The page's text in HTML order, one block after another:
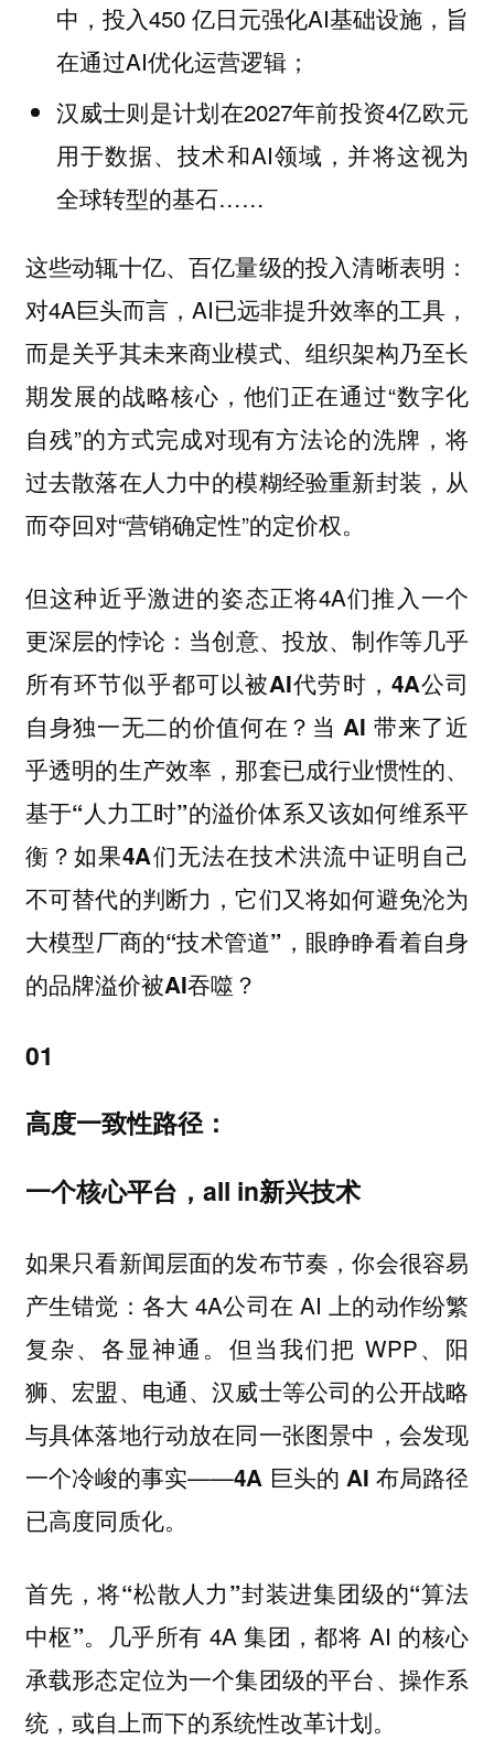
中，投入450 亿日元强化AI基础设施，旨
在通过AI优化运营逻辑；
汉威士则是计划在2027年前投资4亿欧元
用于数据、技术和AI领域，并将这视为
全球转型的基石……
这些动辄十亿、百亿量级的投入清晰表明：
对4A巨头而言，AI已远非提升效率的工具，
而是关乎其未来商业模式、组织架构乃至长
期发展的战略核心，他们正在通过“数字化
自残”的方式完成对现有方法论的洗牌，将
过去散落在人力中的模糊经验重新封装，从
而夺回对“营销确定性”的定价权。
但这种近乎激进的姿态正将4A们推入一个
更深层的悖论： 当创意、投放、制作等几乎
所有环节似乎都可以被AI代劳时，4A公司
自身独一无二的价值何在？当 AI 带来了近
乎透明的生产效率，那套已成行业惯性的、
基于“人力工时”的溢价体系又该如何维系平
衡？如果4A们无法在技术洪流中证明自己
不可替代的判断力，它们又将如何避免沦为
大模型厂商的“技术管道”，眼睁睁看着自身
的品牌溢价被AI吞噬？
01
高度一致性路径：
一个核心平台，all in新兴技术
如果只看新闻层面的发布节奏，你会很容易
产生错觉：各大 4A公司在 AI 上的动作纷繁
复杂、各显神通。但当我们把 WPP、阳
狮、宏盟、电通、汉威士等公司的公开战略
与具体落地行动放在同一张图景中，会发现
一个冷峻的事实——4A 巨头的 AI 布局路径
已高度同质化。
首先，将“松散人力”封装进集团级的“算法
中枢”。
几乎所有 4A 集团，都将 AI 的核心
承载形态定位为一个集团级的平台、操作系
统，或自上而下的系统性改革计划。